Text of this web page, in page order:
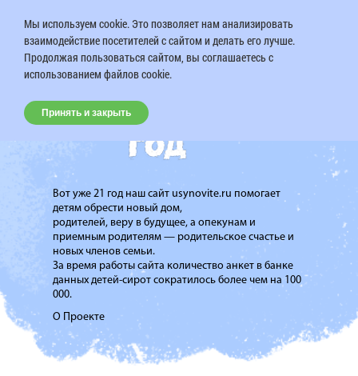
Вот уже 21 год наш сайт usynovite.ru помогает
детям обрести новый дом,
родителей, веру в будущее, а опекунам и
приемным родителям — родительское счастье и
новых членов семьи.
За время работы сайта количество анкет в банке
данных детей-сирот сократилось более чем на 100
000.
О Проекте
Мы используем cookie. Это позволяет нам анализировать
взаимодействие посетителей с сайтом и делать его лучше.
Продолжая пользоваться сайтом, вы соглашаетесь с
использованием файлов cookie.
Принять и закрыть